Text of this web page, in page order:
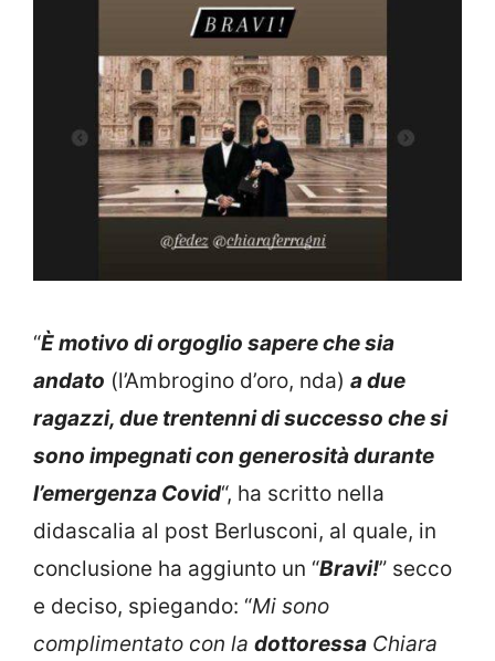
“È motivo di orgoglio sapere che sia
andato (l’Ambrogino d’oro, nda) a due
ragazzi, due trentenni di successo che si
sono impegnati con generosità durante
l’emergenza Covid“, ha scritto nella
didascalia al post Berlusconi, al quale, in
conclusione ha aggiunto un “Bravi!” secco
e deciso, spiegando: “Mi sono
complimentato con la dottoressa Chiara